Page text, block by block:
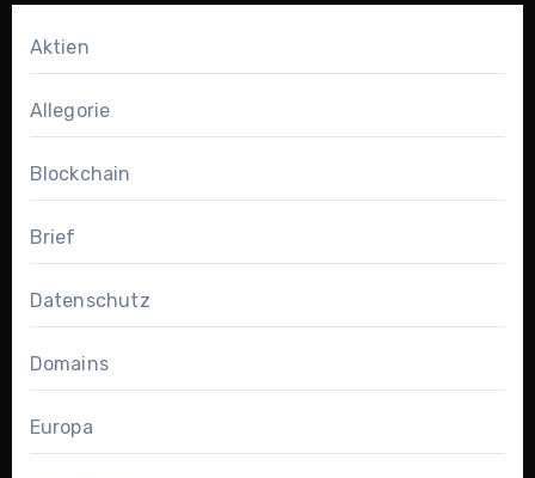
Aktien
Allegorie
Blockchain
Brief
Datenschutz
Domains
Europa